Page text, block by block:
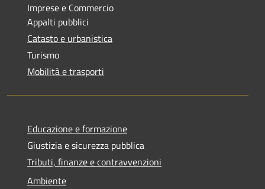
Imprese e Commercio
Appalti pubblici
Catasto e urbanistica
Turismo
Mobilità e trasporti
Educazione e formazione
Giustizia e sicurezza pubblica
Tributi, finanze e contravvenzioni
Ambiente